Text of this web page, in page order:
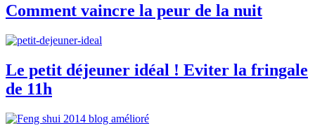
Comment vaincre la peur de la nuit
Le petit déjeuner idéal ! Eviter la fringale
de 11h